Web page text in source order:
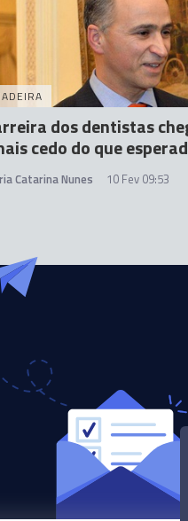
dos dentistas
cedo do que
Catarina Nunes 10 Fev 09:53